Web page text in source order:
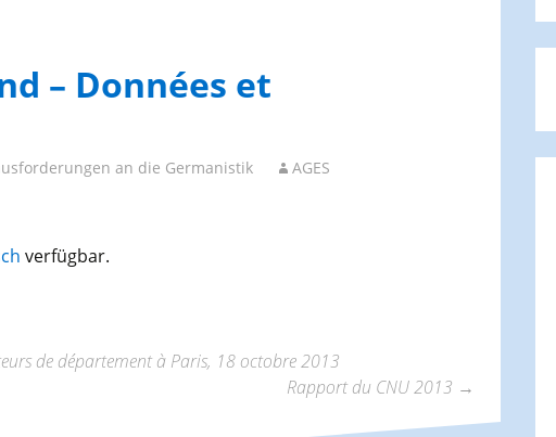
– Données et
an die Germanistik AGES
verfügbar.
de département à Paris, 18 octobre 2013
Rapport du CNU 2013 →